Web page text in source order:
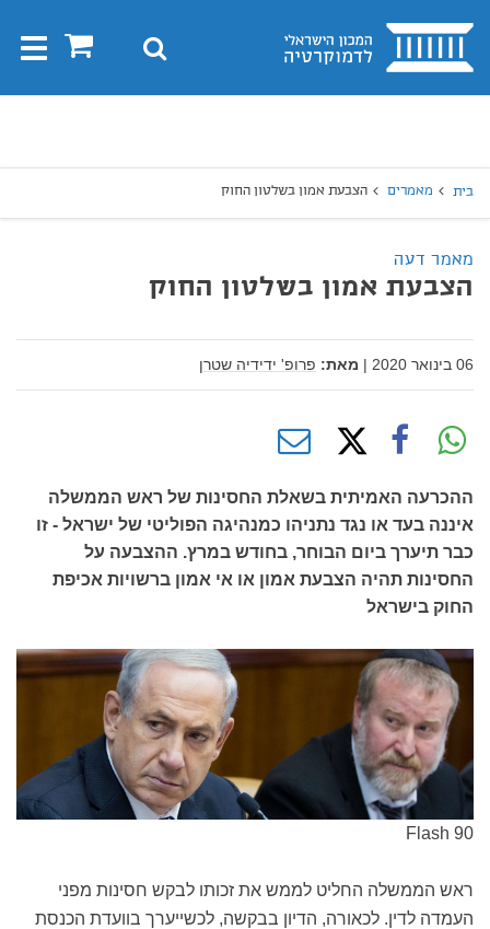
בית 0 חיפוש
בית מאמרים הצבעת אמון בשלטון החוק
מאמר דעה
הצבעת אמון בשלטון החוק
06 בינואר 2020 | מאת: פרופ' ידידיה שטרן
ההכרעה האמיתית בשאלת החסינות של ראש הממשלה
איננה בעד או נגד נתניהו כמנהיגה הפוליטי של ישראל - זו
כבר תיערך ביום הבוחר, בחודש במרץ. ההצבעה על
החסינות תהיה הצבעת אמון או אי אמון ברשויות אכיפת
החוק בישראל
Flash 90
ראש הממשלה החליט לממש את זכותו לבקש חסינות מפני
העמדה לדין. לכאורה, הדיון בבקשה, לכשייערך בוועדת הכנסת